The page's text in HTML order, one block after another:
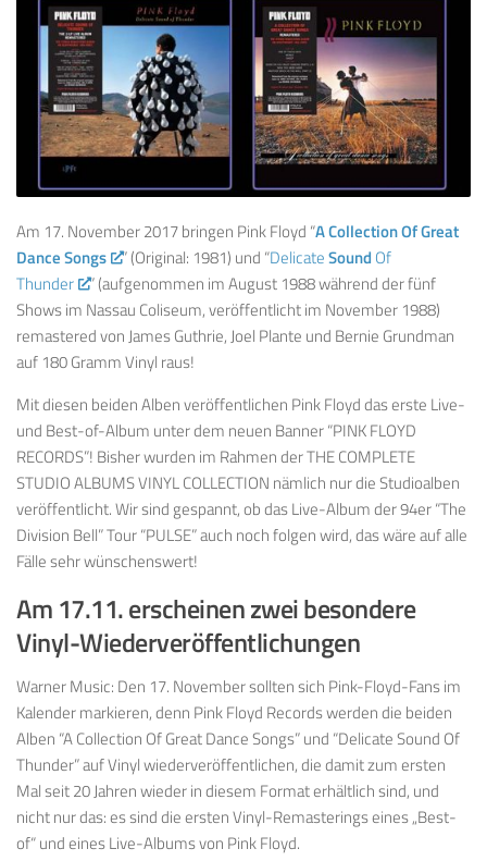
Am 17. November 2017 bringen Pink Floyd “A Collection Of Great
Dance Songs
” (Original: 1981) und “DelicateSound Of
Thunder
” (aufgenommen im August 1988 während der fünf
Shows im Nassau Coliseum, veröffentlicht im November 1988)
remastered von James Guthrie, Joel Plante und Bernie Grundman
auf 180 Gramm Vinyl raus!
Mit diesen beiden Alben veröffentlichen Pink Floyd das erste Live-
und Best-of-Album unter dem neuen Banner “PINK FLOYD
RECORDS”! Bisher wurden im Rahmen der THE COMPLETE
STUDIO ALBUMS VINYL COLLECTION nämlich nur die Studioalben
veröffentlicht. Wir sind gespannt, ob das Live-Album der 94er “The
Division Bell” Tour “PULSE” auch noch folgen wird, das wäre auf alle
Fälle sehr wünschenswert!
Am 17.11. erscheinen zwei besondere
Vinyl-Wiederveröffentlichungen
Warner Music: Den 17. November sollten sich Pink-Floyd-Fans im
Kalender markieren, denn Pink Floyd Records werden die beiden
Alben “A Collection Of Great Dance Songs” und “Delicate Sound Of
Thunder” auf Vinyl wiederveröffentlichen, die damit zum ersten
Mal seit 20 Jahren wieder in diesem Format erhältlich sind, und
nicht nur das: es sind die ersten Vinyl-Remasterings eines „Best-
of“ und eines Live-Albums von Pink Floyd.